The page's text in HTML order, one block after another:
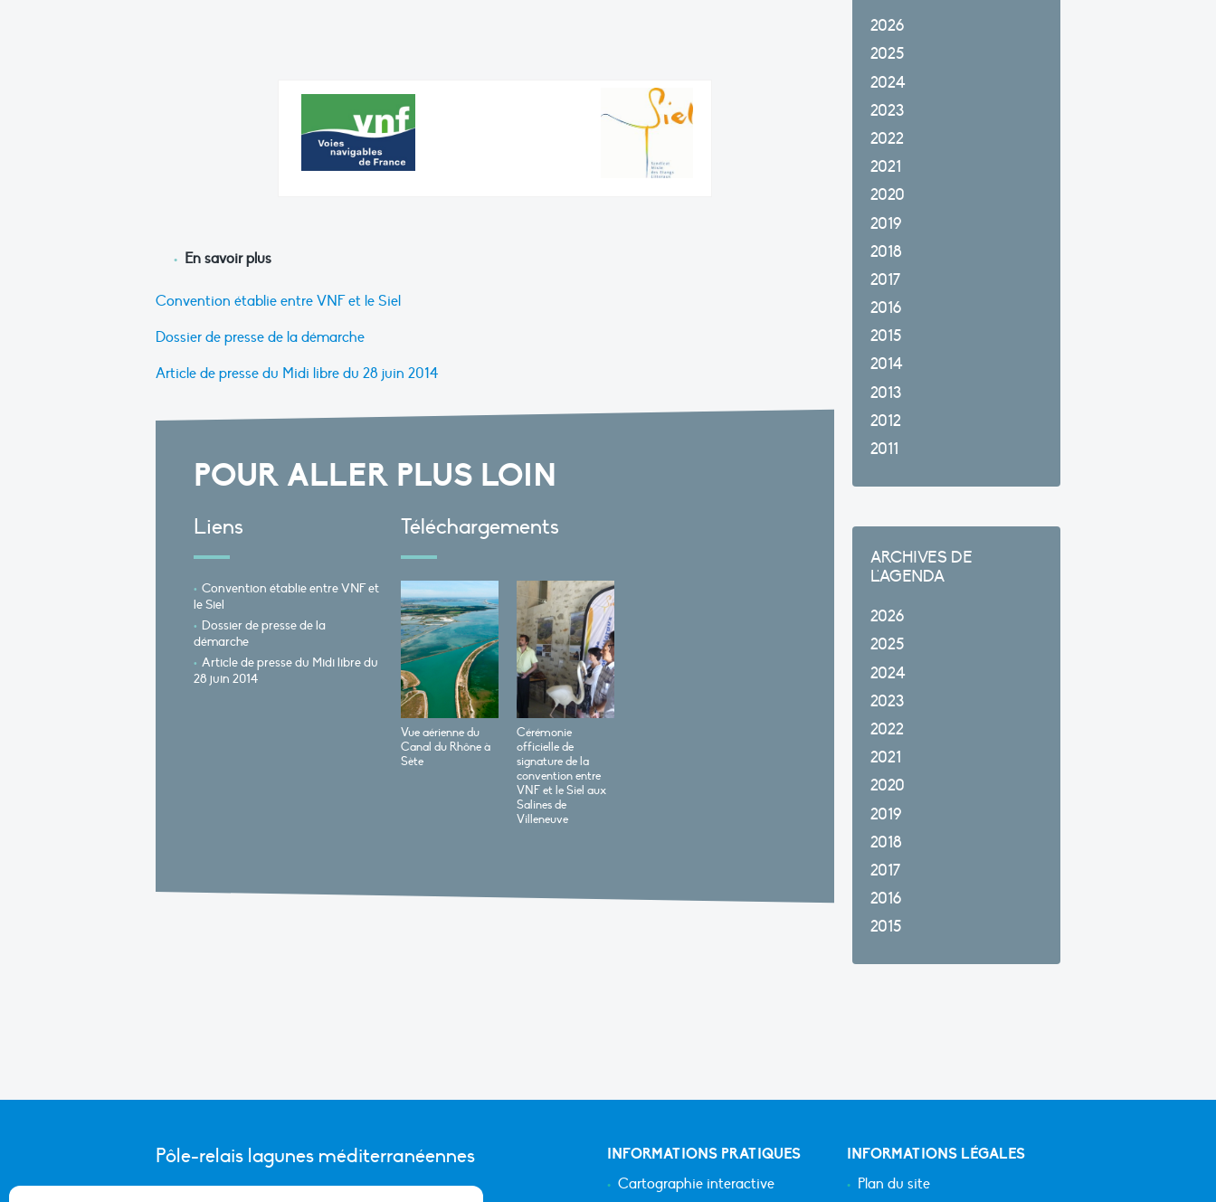
En savoir plus
Convention établie entre VNF et le Siel
Dossier de presse de la démarche
Article de presse du Midi libre du 28 juin 2014
POUR ALLER PLUS LOIN
Liens
Convention établie entre VNF et
le Siel
Dossier de presse de la
démarche
Article de presse du Midi libre du
28 juin 2014
Téléchargements
Vue aérienne du
Canal du Rhône à
Sète
Cérémonie
officielle de
signature de la
convention entre
VNF et le Siel aux
Salines de
Villeneuve
2026
2025
2024
2023
2022
2021
2020
2019
2018
2017
2016
2015
2014
2013
2012
2011
ARCHIVES DE
L'AGENDA
2026
2025
2024
2023
2022
2021
2020
2019
2018
2017
2016
2015
Pôle-relais lagunes méditerranéennes
INFORMATIONS PRATIQUES
Cartographie interactive
INFORMATIONS LÉGALES
Plan du site